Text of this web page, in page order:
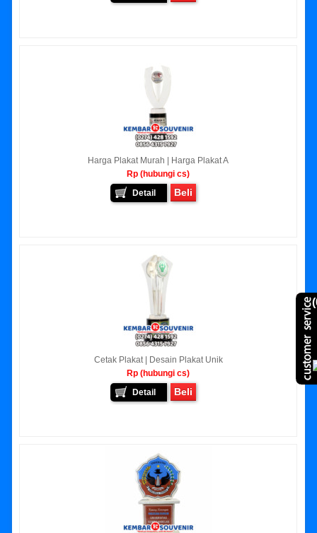
Harga Plakat Murah | Harga Plakat A
Rp (hubungi cs)
Detail
Beli
Cetak Plakat | Desain Plakat Unik
Rp (hubungi cs)
Detail
Beli